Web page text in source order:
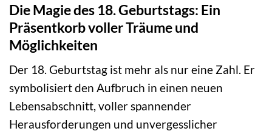
Die Magie des 18. Geburtstags: Ein
Präsentkorb voller Träume und
Möglichkeiten
Der 18. Geburtstag ist mehr als nur eine Zahl. Er
symbolisiert den Aufbruch in einen neuen
Lebensabschnitt, voller spannender
Herausforderungen und unvergesslicher